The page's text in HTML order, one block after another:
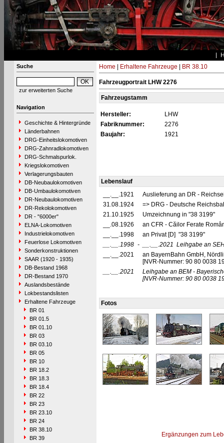
Suche
zur erweiterten Suche
Navigation
Geschichte & Hintergründe
Länderbahnen
DRG-Einheitslokomotiven
DRG-Zahnradlokomotiven
DRG-Schmalspurlok.
Kriegslokomotiven
Verlagerungsbauten
DB-Neubaulokomotiven
DB-Umbaulokomotiven
DR-Neubaulokomotiven
DR-Rekolokomotiven
DR - "6000er"
ELNA-Lokomotiven
Industrielokomotiven
Feuerlose Lokomotiven
Sonderkonstruktionen
SAAR (1920 - 1935)
DB-Bestand 1968
DR-Bestand 1970
Auslandsbestände
Lokbestandslisten
Erhaltene Fahrzeuge
BR 01
BR 01.5
BR 01.10
BR 03
BR 03.10
BR 05
BR 10
BR 18.2
BR 18.3
BR 18.4
BR 22
BR 23
BR 23.10
BR 24
BR 38.10
BR 39
Home Erhaltene Fahrzeuge BR 38.10
Fahrzeugportrait LHW 2276
Fahrzeugstamm
Hersteller:
LHW
Fabriknummer:
2276
Baujahr:
1921
Lebenslauf
__.__.1921
Auslieferung an DR -
31.08.1924
=> DRG - Deutsche
21.10.1925
Umzeichnung in "38 3199"
__.08.1926
an CFR - Căilor Ferate
__.__.1998
an Privat [D] "38 3199"
__.__.1998 - __.__.2021 Leihgabe an
__.__.2021
an BayernBahn GmbH,
[NVR-Nummer: 90 80 0038
__.__.2021
Leihgabe an BEM -
[NVR-Nummer: 90 80 0038
Fotos
Ergänzungen zum